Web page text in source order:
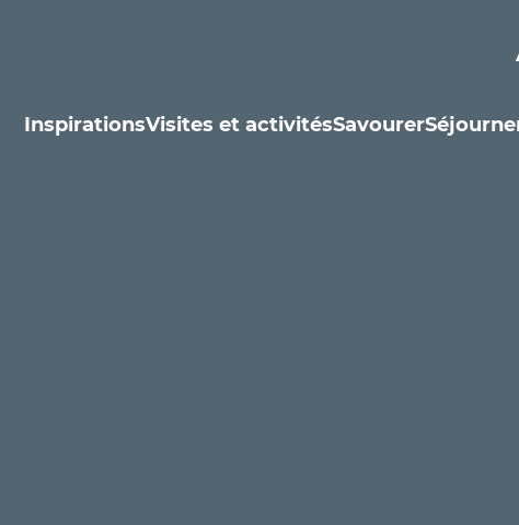
InspirationsVisites et activitésSavourer